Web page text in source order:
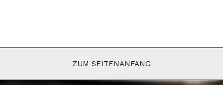
ZUM SEITENANFANG